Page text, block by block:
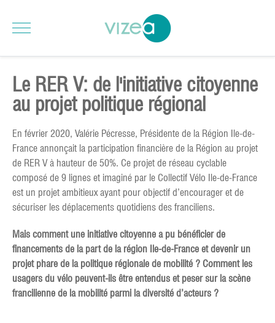
Le RER V: de l'initiative citoyenne
au projet politique régional
En février 2020, Valérie Pécresse, Présidente de la Région Ile-de-
France annonçait la participation financière de la Région au projet
de RER V à hauteur de 50%. Ce projet de réseau cyclable
composé de 9 lignes et imaginé par le Collectif Vélo Ile-de-France
est un projet ambitieux ayant pour objectif d’encourager et de
sécuriser les déplacements quotidiens des franciliens.
Mais comment une initiative citoyenne a pu bénéficier de
financements de la part de la région Ile-de-France et devenir un
projet phare de la politique régionale de mobilité ? Comment les
usagers du vélo peuvent-ils être entendus et peser sur la scène
francilienne de la mobilité parmi la diversité d’acteurs ?